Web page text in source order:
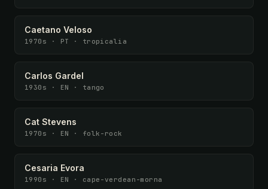
Caetano Veloso
1970s · PT · tropicalia
Carlos Gardel
1930s · EN · tango
Cat Stevens
1970s · EN · folk-rock
Cesaria Evora
1990s · EN · cape-verdean-morna